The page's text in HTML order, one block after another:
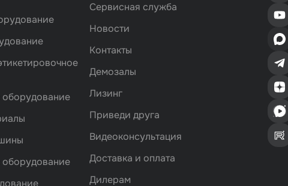
Сервисная служба
Новости
Контакты
Демозалы
Лизинг
Приведи друга
Видеоконсультация
Доставка и оплата
Дилерам